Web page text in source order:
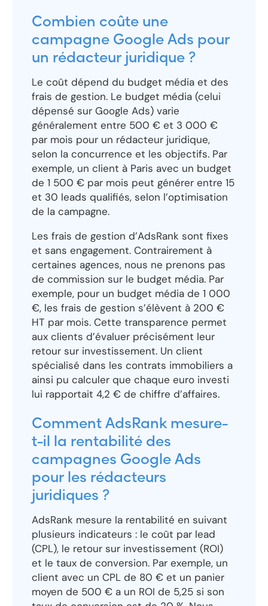
Combien coûte une
campagne Google Ads pour
un rédacteur juridique ?
Le coût dépend du budget média et des
frais de gestion. Le budget média (celui
dépensé sur Google Ads) varie
généralement entre 500 € et 3 000 €
par mois pour un rédacteur juridique,
selon la concurrence et les objectifs. Par
exemple, un client à Paris avec un budget
de 1 500 € par mois peut générer entre 15
et 30 leads qualifiés, selon l’optimisation
de la campagne.
Les frais de gestion d’AdsRank sont fixes
et sans engagement. Contrairement à
certaines agences, nous ne prenons pas
de commission sur le budget média. Par
exemple, pour un budget média de 1 000
€, les frais de gestion s’élèvent à 200 €
HT par mois. Cette transparence permet
aux clients d’évaluer précisément leur
retour sur investissement. Un client
spécialisé dans les contrats immobiliers a
ainsi pu calculer que chaque euro investi
lui rapportait 4,2 € de chiffre d’affaires.
Comment AdsRank mesure-
t-il la rentabilité des
campagnes Google Ads
pour les rédacteurs
juridiques ?
AdsRank mesure la rentabilité en suivant
plusieurs indicateurs : le coût par lead
(CPL), le retour sur investissement (ROI)
et le taux de conversion. Par exemple, un
client avec un CPL de 80 € et un panier
moyen de 500 € a un ROI de 5,25 si son